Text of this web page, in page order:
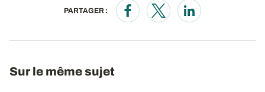
PARTAGER :
Opens in a new window
Opens in a new window
Opens in a new
Sur le même sujet